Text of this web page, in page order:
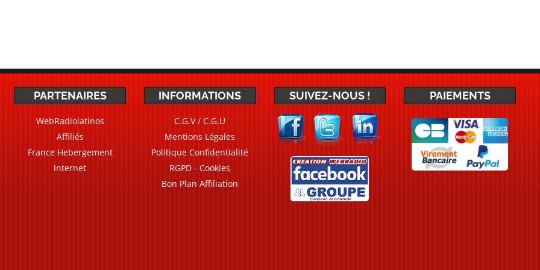
PARTENAIRES
WebRadiolatinos
Affiliés
France Hebergement
Internet
INFORMATIONS
C.G.V / C.G.U
Mentions Légales
Politique Confidentialité
RGPD - Cookies
Bon Plan Affiliation
SUIVEZ-NOUS ! PAIEMENTS